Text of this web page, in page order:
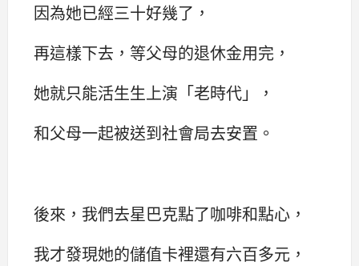
因為她已經三十好幾了，
再這樣下去，等父母的退休金用完，
她就只能活生生上演「老時代」，
和父母一起被送到社會局去安置。
後來，我們去星巴克點了咖啡和點心，
我才發現她的儲值卡裡還有六百多元，